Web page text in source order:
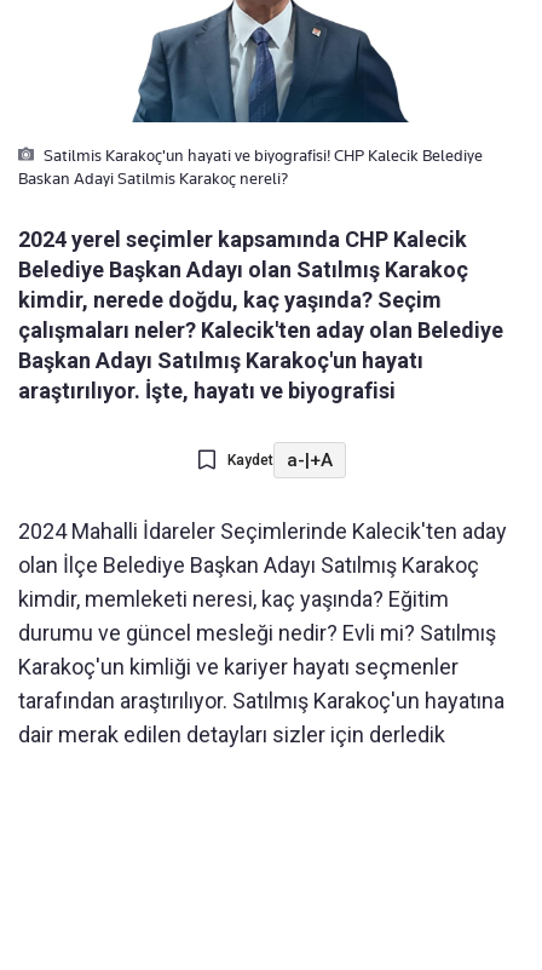
Satilmis Karakoç'un hayati ve biyografisi! CHP Kalecik Belediye
Baskan Adayi Satilmis Karakoç nereli?
2024 yerel seçimler kapsamında CHP Kalecik
Belediye Başkan Adayı olan Satılmış Karakoç
kimdir, nerede doğdu, kaç yaşında? Seçim
çalışmaları neler? Kalecik'ten aday olan Belediye
Başkan Adayı Satılmış Karakoç'un hayatı
araştırılıyor. İşte, hayatı ve biyografisi
Kaydet a-|+A
2024 Mahalli İdareler Seçimlerinde Kalecik'ten aday
olan İlçe Belediye Başkan Adayı Satılmış Karakoç
kimdir, memleketi neresi, kaç yaşında? Eğitim
durumu ve güncel mesleği nedir? Evli mi? Satılmış
Karakoç'un kimliği ve kariyer hayatı seçmenler
tarafından araştırılıyor. Satılmış Karakoç'un hayatına
dair merak edilen detayları sizler için derledik